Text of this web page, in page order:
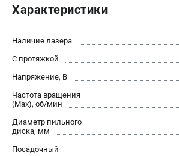
Сервисный центр
ИНФОРМАЦИЯ
Юридическим лицам
Контакты
Способы оплаты
О компании
О бренде
Политика обработки персональных
Характеристики
Наличие лазера
С протяжкой
Напряжение, В
Частота вращения
(Max), об/мин
Диаметр пильного
диска, мм
Посадочный